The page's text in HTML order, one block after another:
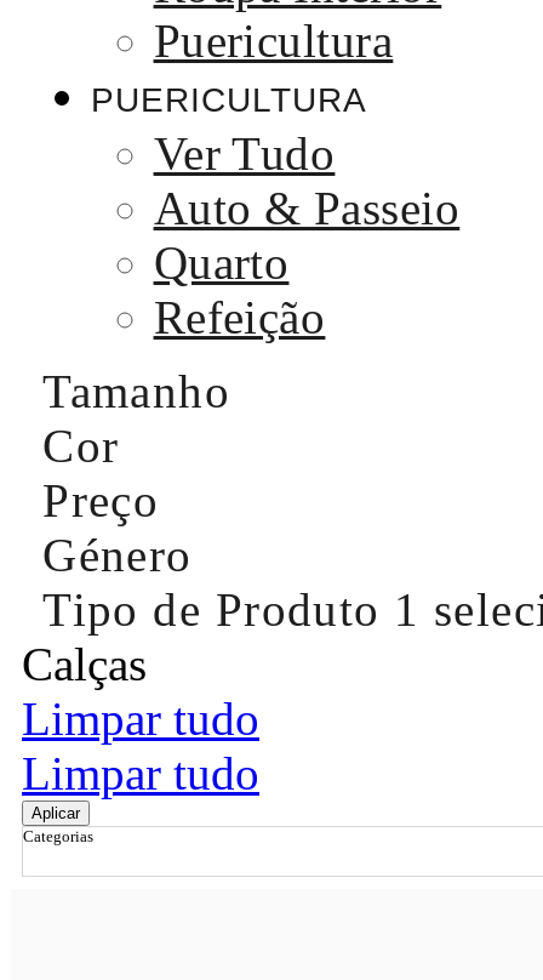
Puericultura
PUERICULTURA
Ver Tudo
Auto & Passeio
Quarto
Refeição
Tamanho
Cor
Preço
Género
Tipo de Produto 1
Calças
Limpar tudo
Limpar tudo
Aplicar
Categorias